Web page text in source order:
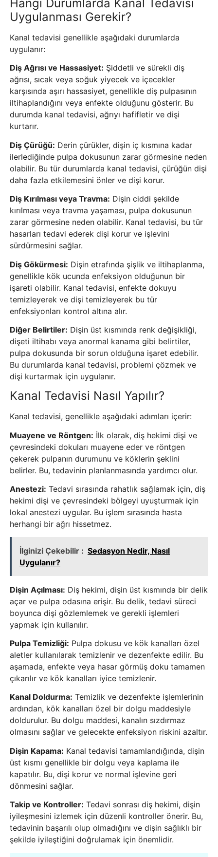
Hangi Durumlarda Kanal Tedavisi
Uygulanması Gerekir?
Kanal tedavisi genellikle aşağıdaki durumlarda
uygulanır:
Diş Ağrısı ve Hassasiyet: Şiddetli ve sürekli diş
ağrısı, sıcak veya soğuk yiyecek ve içecekler
karşısında aşırı hassasiyet, genellikle diş pulpasının
iltihaplandığını veya enfekte olduğunu gösterir. Bu
durumda kanal tedavisi, ağrıyı hafifletir ve dişi
kurtarır.
Diş Çürüğü: Derin çürükler, dişin iç kısmına kadar
ilerlediğinde pulpa dokusunun zarar görmesine neden
olabilir. Bu tür durumlarda kanal tedavisi, çürüğün dişi
daha fazla etkilemesini önler ve dişi korur.
Diş Kırılması veya Travma: Dişin ciddi şekilde
kırılması veya travma yaşaması, pulpa dokusunun
zarar görmesine neden olabilir. Kanal tedavisi, bu tür
hasarları tedavi ederek dişi korur ve işlevini
sürdürmesini sağlar.
Diş Gökürmesi: Dişin etrafında şişlik ve iltihaplanma,
genellikle kök ucunda enfeksiyon olduğunun bir
işareti olabilir. Kanal tedavisi, enfekte dokuyu
temizleyerek ve dişi temizleyerek bu tür
enfeksiyonları kontrol altına alır.
Diğer Belirtiler: Dişin üst kısmında renk değişikliği,
dişeti iltihabı veya anormal kanama gibi belirtiler,
pulpa dokusunda bir sorun olduğuna işaret edebilir.
Bu durumlarda kanal tedavisi, problemi çözmek ve
dişi kurtarmak için uygulanır.
Kanal Tedavisi Nasıl Yapılır?
Kanal tedavisi, genellikle aşağıdaki adımları içerir:
Muayene ve Röntgen: İlk olarak, diş hekimi dişi ve
çevresindeki dokuları muayene eder ve röntgen
çekerek pulpanın durumunu ve köklerin şeklini
belirler. Bu, tedavinin planlanmasında yardımcı olur.
Anestezi: Tedavi sırasında rahatlık sağlamak için, diş
hekimi dişi ve çevresindeki bölgeyi uyuşturmak için
lokal anestezi uygular. Bu işlem sırasında hasta
herhangi bir ağrı hissetmez.
İlginizi Çekebilir : Sedasyon Nedir, Nasıl
Uygulanır?
Dişin Açılması: Diş hekimi, dişin üst kısmında bir delik
açar ve pulpa odasına erişir. Bu delik, tedavi süreci
boyunca dişi gözlemlemek ve gerekli işlemleri
yapmak için kullanılır.
Pulpa Temizliği: Pulpa dokusu ve kök kanalları özel
aletler kullanılarak temizlenir ve dezenfekte edilir. Bu
aşamada, enfekte veya hasar görmüş doku tamamen
çıkarılır ve kök kanalları iyice temizlenir.
Kanal Doldurma: Temizlik ve dezenfekte işlemlerinin
ardından, kök kanalları özel bir dolgu maddesiyle
doldurulur. Bu dolgu maddesi, kanalın sızdırmaz
olmasını sağlar ve gelecekte enfeksiyon riskini azaltır.
Dişin Kapama: Kanal tedavisi tamamlandığında, dişin
üst kısmı genellikle bir dolgu veya kaplama ile
kapatılır. Bu, dişi korur ve normal işlevine geri
dönmesini sağlar.
Takip ve Kontroller: Tedavi sonrası diş hekimi, dişin
iyileşmesini izlemek için düzenli kontroller önerir. Bu,
tedavinin başarılı olup olmadığını ve dişin sağlıklı bir
şekilde iyileştiğini doğrulamak için önemlidir.